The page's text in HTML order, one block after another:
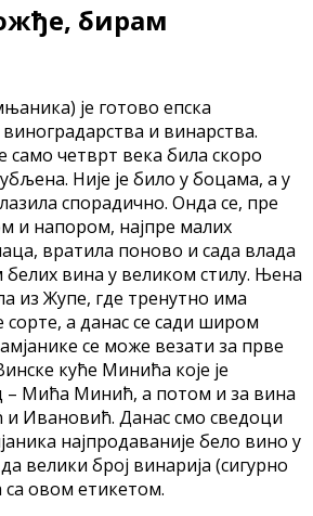
бирам
је готово епска
и винарства.
само четврт века била скоро
Није је било у боцама, а у
спорадично. Онда се, пре
и напором, најпре малих
вратила поново и сада влада
вина у великом стилу. Њена
из Жупе, где тренутно има
сорте, а данас се сади широм
се може везати за прве
куће Минића које је
Мића Минић, а потом и за вина
и Ивановић. Данас смо сведоци
најпродаваније бело вино у
велики број винарија (сигурно
овом етикетом.